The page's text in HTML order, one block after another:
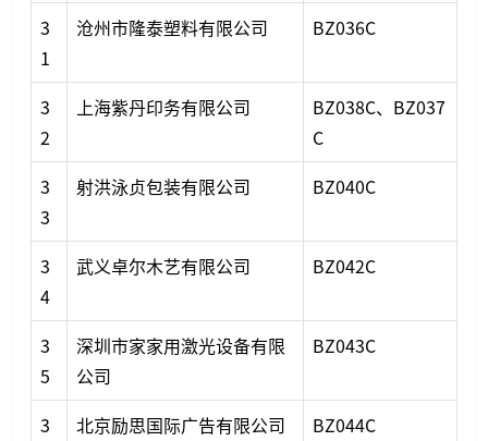
3
1
沧州市隆泰塑料有限公司 BZ036C
3
2
上海紫丹印务有限公司
BZ038C、BZ037
C
3
3
射洪泳贞包装有限公司 BZ040C
3
4
武义卓尔木艺有限公司 BZ042C
3
5
深圳市家家用激光设备有限
公司
BZ043C
3
北京励思国际广告有限公司 BZ044C